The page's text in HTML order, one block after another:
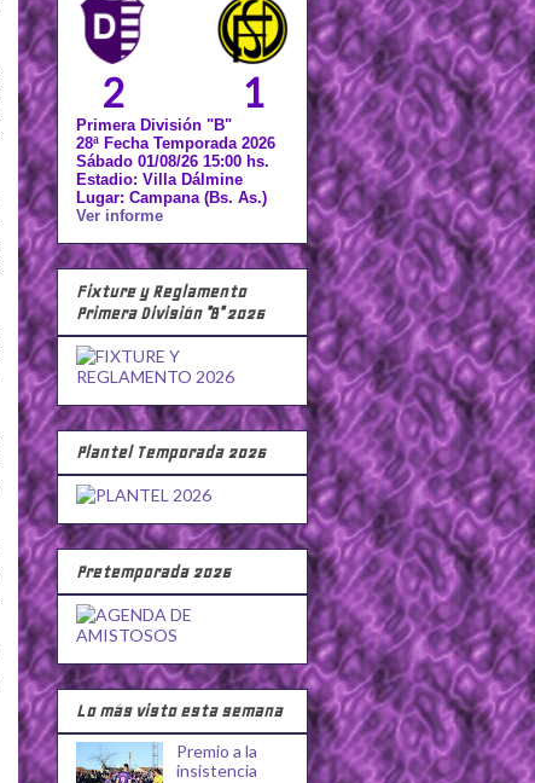
2 1
Primera División "B"
28ª Fecha Temporada 2026
Sábado 01/08/26 15:00 hs.
Estadio: Villa Dálmine
Lugar: Campana (Bs. As.)
Ver informe
Fixture y Reglamento
Primera División "B" 2026
Plantel Temporada 2026
Pretemporada 2026
Lo más visto esta semana
Premio a la
insistencia